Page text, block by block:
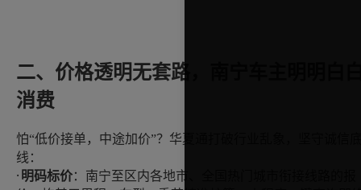
二、价格透明无套路，南宁车主明明白
消费
怕“低价接单，中途加价”？华夏通打破行业乱象，坚守诚信
线：
· 明码标价：南宁至区内各地市、全国热门城市衔接线路的报